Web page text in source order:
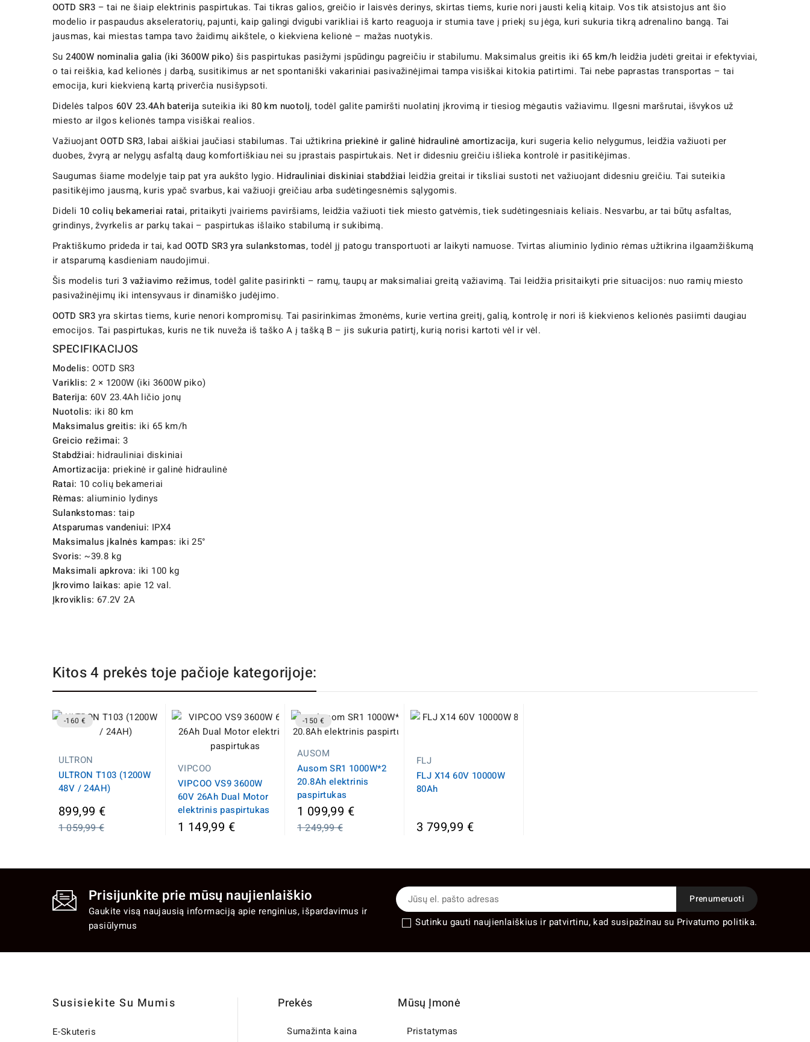
OOTD SR3 – tai ne šiaip elektrinis paspirtukas. Tai tikras galios, greičio ir laisvės derinys, skirtas tiems, kurie nori jausti kelią kitaip. Vos tik atsistojus ant šio
modelio ir paspaudus akseleratorių, pajunti, kaip galingi dvigubi varikliai iš karto reaguoja ir stumia tave į priekį su jėga, kuri sukuria tikrą adrenalino bangą. Tai
jausmas, kai miestas tampa tavo žaidimų aikštele, o kiekviena kelionė – mažas nuotykis.
Su2400W nominalia galia (iki 3600W piko) šis paspirtukas pasižymi įspūdingu pagreičiu ir stabilumu. Maksimalus greitis iki 65 km/h leidžia judėti greitai ir efektyviai,
o tai reiškia, kad kelionės į darbą, susitikimus ar net spontaniški vakariniai pasivažinėjimai tampa visiškai kitokia patirtimi. Tai nebe paprastas transportas – tai
emocija, kuri kiekvieną kartą priverčia nusišypsoti.
Didelės talpos 60V 23.4Ah baterija suteikia iki80 km nuotolį, todėl galite pamiršti nuolatinį įkrovimą ir tiesiog mėgautis važiavimu. Ilgesni maršrutai, išvykos už
miesto ar ilgos kelionės tampa visiškai realios.
VažiuojantOOTD SR3, labai aiškiai jaučiasi stabilumas. Tai užtikrina priekinė ir galinė hidraulinė amortizacija, kuri sugeria kelio nelygumus, leidžia važiuoti per
duobes, žvyrą ar nelygų asfaltą daug komfortiškiau nei su įprastais paspirtukais. Net ir didesniu greičiu išlieka kontrolė ir pasitikėjimas.
Saugumas šiame modelyje taip pat yra aukšto lygio. Hidrauliniai diskiniai stabdžiai leidžia greitai ir tiksliai sustoti net važiuojant didesniu greičiu. Tai suteikia
pasitikėjimo jausmą, kuris ypač svarbus, kai važiuoji greičiau arba sudėtingesnėmis sąlygomis.
Dideli 10 colių bekameriai ratai, pritaikyti įvairiems paviršiams, leidžia važiuoti tiek miesto gatvėmis, tiek sudėtingesniais keliais. Nesvarbu, ar tai būtų asfaltas,
grindinys, žvyrkelis ar parkų takai – paspirtukas išlaiko stabilumą ir sukibimą.
Praktiškumo prideda ir tai, kad OOTD SR3 yra sulankstomas, todėl jį patogu transportuoti ar laikyti namuose. Tvirtas aliuminio lydinio rėmas užtikrina ilgaamžiškumą
ir atsparumą kasdieniam naudojimui.
Šis modelis turi 3 važiavimo režimus, todėl galite pasirinkti – ramų, taupų ar maksimaliai greitą važiavimą. Tai leidžia prisitaikyti prie situacijos: nuo ramių miesto
pasivažinėjimų iki intensyvaus ir dinamiško judėjimo.
OOTD SR3 yra skirtas tiems, kurie nenori kompromisų. Tai pasirinkimas žmonėms, kurie vertina greitį, galią, kontrolę ir nori iš kiekvienos kelionės pasiimti daugiau
emocijos. Tai paspirtukas, kuris ne tik nuveža iš taško A į tašką B – jis sukuria patirtį, kurią norisi kartoti vėl ir vėl.
SPECIFIKACIJOS
Modelis: OOTD SR3
Variklis: 2 × 1200W (iki 3600W piko)
Baterija: 60V 23.4Ah ličio jonų
Nuotolis: iki 80 km
Maksimalus greitis: iki 65 km/h
Greicio režimai: 3
Stabdžiai: hidrauliniai diskiniai
Amortizacija: priekinė ir galinė hidraulinė
Ratai: 10 colių bekameriai
Rėmas: aliuminio lydinys
Sulankstomas: taip
Atsparumas vandeniui: IPX4
Maksimalus įkalnės kampas: iki 25°
Svoris: ~39.8 kg
Maksimali apkrova: iki 100 kg
Įkrovimo laikas: apie 12 val.
Įkroviklis: 67.2V 2A
Kitos 4 prekės toje pačioje kategorijoje:
-160 €
ULTRON
ULTRON T103 (1200W
48V / 24AH)
899,99 €Įprasta
1 059,99 €
VIPCOO
VIPCOO VS9 3600W
60V 26Ah Dual Motor
elektrinis paspirtukas
1 149,99 €
-150 €
AUSOM
Ausom SR1 1000W*2
20.8Ah elektrinis
paspirtukas
1 099,99 €Įprasta
1 249,99 €
FLJ
FLJ X14 60V 10000W
80Ah
3 799,99 €
Prisijunkite prie mūsų naujienlaiškio
Gaukite visą naujausią informaciją apie renginius, išpardavimus ir
pasiūlymus
Sutinku gauti naujienlaiškius ir patvirtinu, kad susipažinau su Privatumo politika.
Susisiekite Su Mumis
E-Skuteris
Prekės
Sumažinta kaina
Mūsų Įmonė
Pristatymas